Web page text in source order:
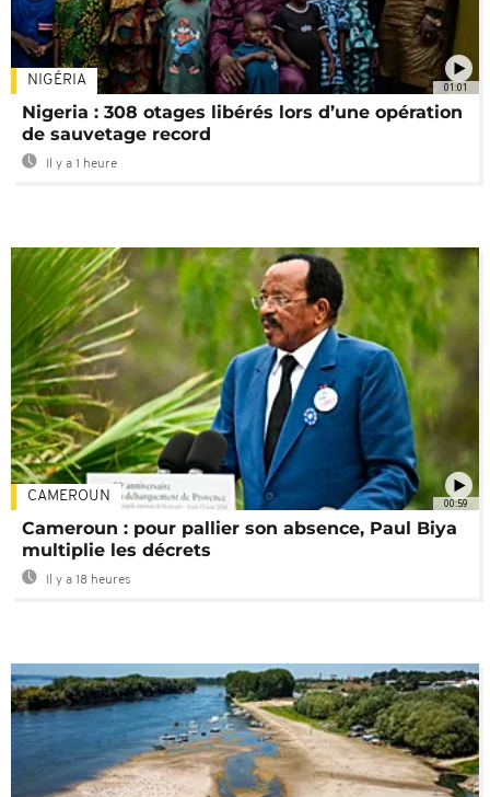
01:01
NIGÉRIA
Nigeria : 308 otages libérés lors d’une opération
de sauvetage record
Il y a 1 heure
00:59
CAMEROUN
Cameroun : pour pallier son absence, Paul Biya
multiplie les décrets
Il y a 18 heures